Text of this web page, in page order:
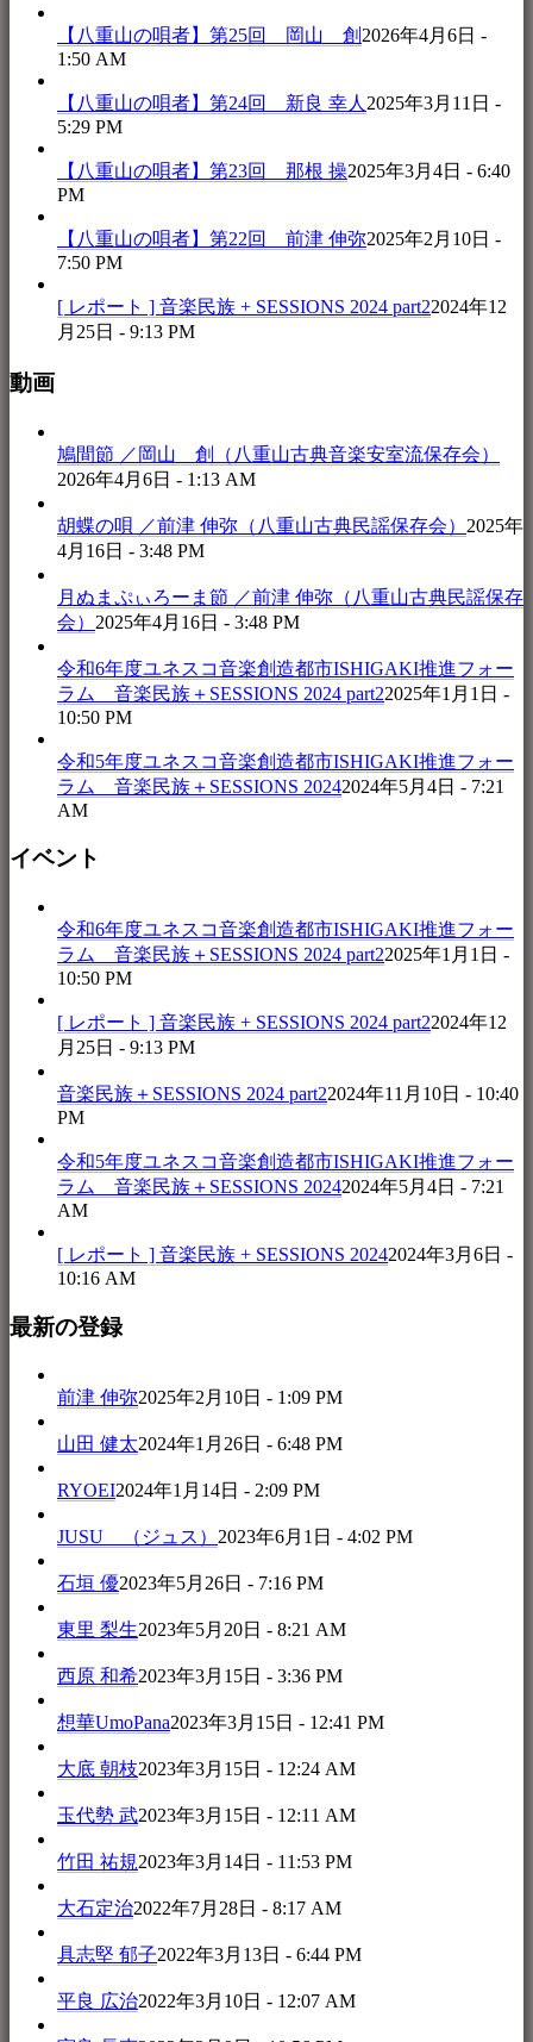
【八重山の唄者】第25回 岡山 創 2026年4月6日 -
1:50 AM
【八重山の唄者】第24回 新良 幸人 2025年3月11日 -
5:29 PM
【八重山の唄者】第23回 那根 操2025年3月4日 - 6:40
PM
【八重山の唄者】第22回 前津 伸弥2025年2月10日 -
7:50 PM
[ レポート ] 音楽民族 + SESSIONS 2024 part22024年12
月25日 - 9:13 PM
動画
鳩間節 ／岡山 創（八重山古典音楽安室流保存会）
2026年4月6日 - 1:13 AM
胡蝶の唄 ／前津 伸弥（八重山古典民謡保存会） 2025年
4月16日 - 3:48 PM
月ぬまぷぃろーま節 ／前津 伸弥（八重山古典民謡保存
会） 2025年4月16日 - 3:48 PM
令和6年度ユネスコ音楽創造都市ISHIGAKI推進フォー
ラム 音楽民族＋SESSIONS 2024 part22025年1月1日 -
10:50 PM
令和5年度ユネスコ音楽創造都市ISHIGAKI推進フォー
ラム 音楽民族＋SESSIONS 20242024年5月4日 - 7:21
AM
イベント
令和6年度ユネスコ音楽創造都市ISHIGAKI推進フォー
ラム 音楽民族＋SESSIONS 2024 part22025年1月1日 -
10:50 PM
[ レポート ] 音楽民族 + SESSIONS 2024 part22024年12
月25日 - 9:13 PM
音楽民族＋SESSIONS 2024 part22024年11月10日 - 10:40
PM
令和5年度ユネスコ音楽創造都市ISHIGAKI推進フォー
ラム 音楽民族＋SESSIONS 20242024年5月4日 - 7:21
AM
[ レポート ] 音楽民族 + SESSIONS 20242024年3月6日 -
10:16 AM
最新の登録
前津 伸弥2025年2月10日 - 1:09 PM
山田 健太2024年1月26日 - 6:48 PM
RYOEI2024年1月14日 - 2:09 PM
JUSU （ジュス） 2023年6月1日 - 4:02 PM
石垣 優2023年5月26日 - 7:16 PM
東里 梨生2023年5月20日 - 8:21 AM
西原 和希2023年3月15日 - 3:36 PM
想華UmoPana2023年3月15日 - 12:41 PM
大底 朝枝2023年3月15日 - 12:24 AM
玉代勢 武2023年3月15日 - 12:11 AM
竹田 祐規2023年3月14日 - 11:53 PM
大石定治2022年7月28日 - 8:17 AM
具志堅 郁子2022年3月13日 - 6:44 PM
平良 広治2022年3月10日 - 12:07 AM